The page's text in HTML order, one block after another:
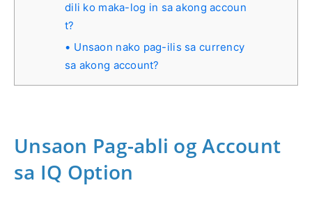
dili ko maka-log in sa akong accoun
t?
Unsaon nako pag-ilis sa currency
sa akong account?
Unsaon Pag-abli og Account
sa IQ Option